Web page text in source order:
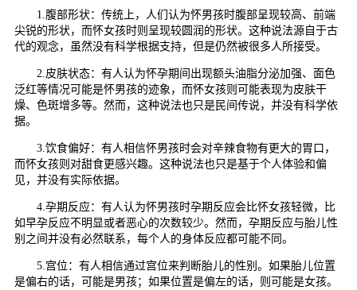
1.腹部形状：传统上，人们认为怀男孩时腹部呈现较高、前端
尖锐的形状，而怀女孩时则呈现较圆润的形状。这种说法源自于古
代的观念，虽然没有科学根据支持，但是仍然被很多人所接受。
2.皮肤状态：有人认为怀孕期间出现额头油脂分泌加强、面色
泛红等情况可能是怀男孩的迹象，而怀女孩则可能表现为皮肤干
燥、色斑增多等。然而，这种说法也只是民间传说，并没有科学依
据。
3.饮食偏好：有人相信怀男孩时会对辛辣食物有更大的胃口，
而怀女孩则对甜食更感兴趣。这种说法也只是基于个人体验和偏
见，并没有实际依据。
4.孕期反应：有人认为怀男孩时孕期反应会比怀女孩轻微，比
如早孕反应不明显或者恶心的次数较少。然而，孕期反应与胎儿性
别之间并没有必然联系，每个人的身体反应都可能不同。
5.宫位：有人相信通过宫位来判断胎儿的性别。如果胎儿位置
是偏右的话，可能是男孩；如果位置是偏左的话，则可能是女孩。